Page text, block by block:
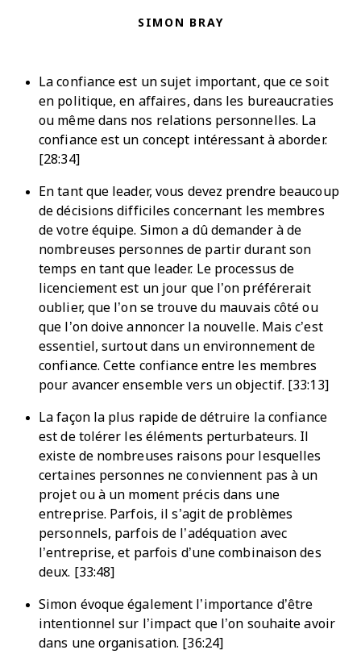
SIMON BRAY
La confiance est un sujet important, que ce soit
en politique, en affaires, dans les bureaucraties
ou même dans nos relations personnelles. La
confiance est un concept intéressant à aborder.
[28:34]
En tant que leader, vous devez prendre beaucoup
de décisions difficiles concernant les membres
de votre équipe. Simon a dû demander à de
nombreuses personnes de partir durant son
temps en tant que leader. Le processus de
licenciement est un jour que l’on préférerait
oublier, que l’on se trouve du mauvais côté ou
que l’on doive annoncer la nouvelle. Mais c’est
essentiel, surtout dans un environnement de
confiance. Cette confiance entre les membres
pour avancer ensemble vers un objectif. [33:13]
La façon la plus rapide de détruire la confiance
est de tolérer les éléments perturbateurs. Il
existe de nombreuses raisons pour lesquelles
certaines personnes ne conviennent pas à un
projet ou à un moment précis dans une
entreprise. Parfois, il s’agit de problèmes
personnels, parfois de l’adéquation avec
l’entreprise, et parfois d’une combinaison des
deux. [33:48]
Simon évoque également l’importance d’être
intentionnel sur l’impact que l’on souhaite avoir
dans une organisation. [36:24]